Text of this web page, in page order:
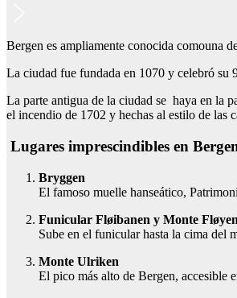
Bergen es ampliamente conocida comouna
La ciudad fue fundada en 1070 y celebró su
La parte antigua de la ciudad se haya en la
el incendio de 1702 y hechas al estilo de las
Lugares imprescindibles en
Bryggen
El famoso muelle hanseático,
Funicular Fløibanen y Monte Fløyen
Sube en el funicular hasta la cima del
Monte Ulriken
El pico más alto de Bergen, accesible